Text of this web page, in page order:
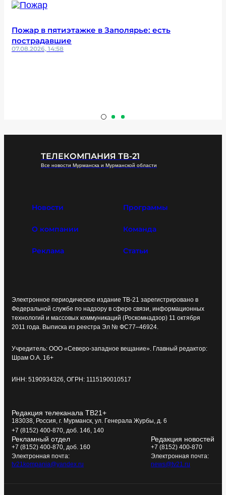
Пожар в пятиэтажке в Заполярье: есть
пострадавшие
07.08.2026, 14:58
ТЕЛЕКОМПАНИЯ ТВ-21
Все новости Мурманска и Мурманской области
Новости Программы
О компании Команда
Реклама Статьи
Электронное периодическое издание ТВ-21 зарегистрировано в
Федеральной службе по надзору в сфере связи, информационных
технологий и массовых коммуникаций (Роскомнадзор) 11 октября
2011 года. Выписка из реестра Эл № ФС77–46924.
Учредитель: ООО «Северо-западное вещание». Главный редактор:
Шрам О.А. 16+
ИНН: 5190934326, ОГРН: 1115190010517
Редакция телеканала ТВ21+
183038, Россия, г. Мурманск, ул. Генерала Журбы, д. 6
+7 (8152) 400-870, доб. 146, 140
Рекламный отдел
+7 (8152) 400-870, доб. 160
Электронная почта:
tv21kompania@yandex.ru
Редакция новостей
+7 (8152) 400-870
Электронная почта:
news@tv21.ru